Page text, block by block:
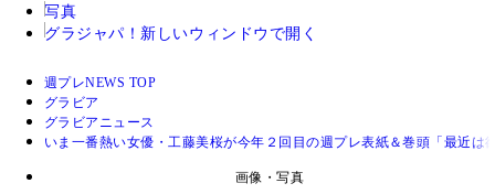
写真
グラジャパ！ 新しいウィンドウで開く
週プレNEWS TOP
グラビア
グラビアニュース
いま一番熱い女優・工藤美桜が今年２回目の週プレ表紙＆巻頭「最近は
画像・写真